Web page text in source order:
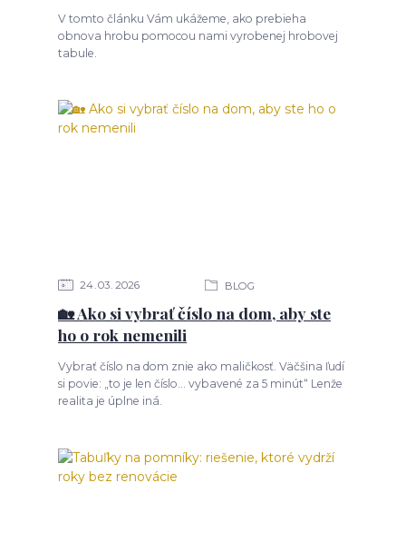
V tomto článku Vám ukážeme, ako prebieha
obnova hrobu pomocou nami vyrobenej hrobovej
tabule.
24 03 2026 BLOG
🏡 Ako si vybrať číslo na dom, aby ste
ho o rok nemenili
Vybrať číslo na dom znie ako maličkosť. Väčšina ľudí
si povie: „to je len číslo… vybavené za 5 minút“ Lenže
realita je úplne iná.